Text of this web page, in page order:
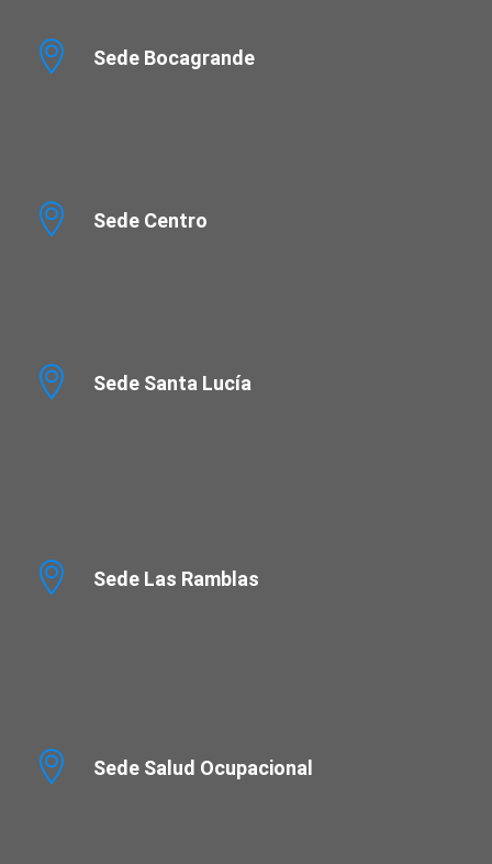
Sede Bocagrande
Sede Centro
Sede Santa Lucía
Sede Las Ramblas
Sede Salud Ocupacional